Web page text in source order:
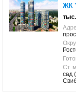
ЖК
Ст.
сад